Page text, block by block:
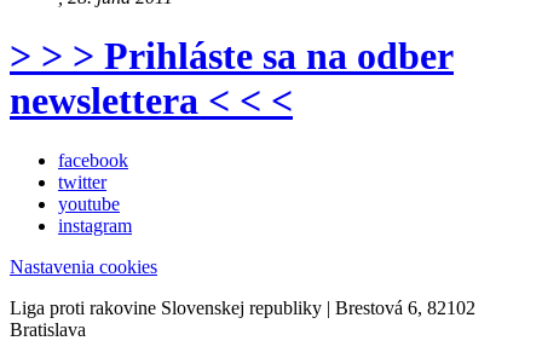
> > > Prihláste sa na odber
newslettera < < <
facebook
twitter
youtube
instagram
Nastavenia cookies
Liga proti rakovine Slovenskej republiky | Brestová 6, 82102
Bratislava